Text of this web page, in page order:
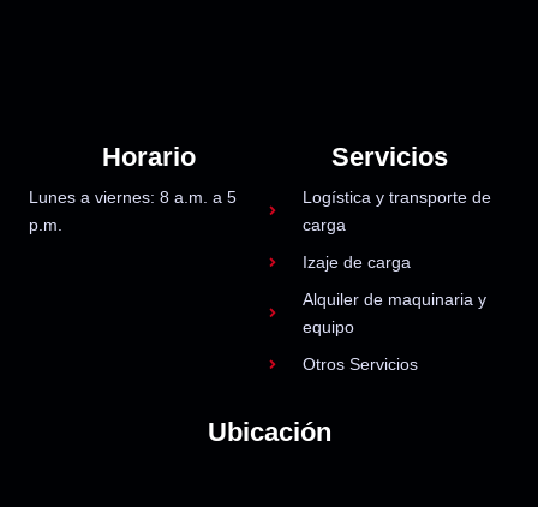
Horario
Lunes a viernes: 8 a.m. a 5
p.m.
Servicios
Logística y transporte de
carga
Izaje de carga
Alquiler de maquinaria y
equipo
Otros Servicios
Ubicación